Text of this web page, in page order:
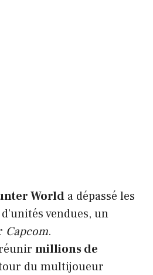
World a dépassé les
vendues, un
Capcom.
millions de
du multijoueur